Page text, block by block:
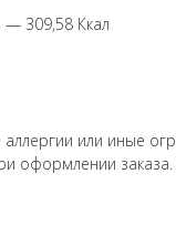
— 309,58 Ккал
или иные
оформлении заказа.